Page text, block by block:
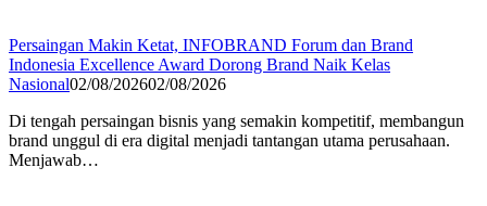
Persaingan Makin Ketat, INFOBRAND Forum dan Brand
Indonesia Excellence Award Dorong Brand Naik Kelas
Nasional02/08/202602/08/2026
Di tengah persaingan bisnis yang semakin kompetitif, membangun
brand unggul di era digital menjadi tantangan utama perusahaan.
Menjawab…